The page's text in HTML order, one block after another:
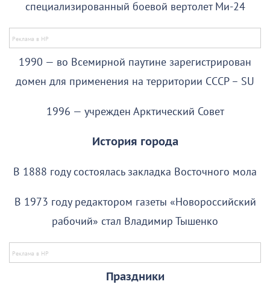
специализированный боевой вертолет Ми-24
1990 — во Всемирной паутине зарегистрирован
домен для применения на территории СССР – SU
1996 — учрежден Арктический Совет
История города
В 1888 году состоялась закладка Восточного мола
В 1973 году редактором газеты «Новороссийский
рабочий» стал Владимир Тышенко
Праздники